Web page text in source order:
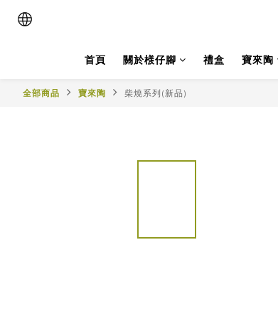
首頁 關於檨仔腳 禮盒 寶來陶
全部商品 寶來陶 柴燒系列(新品)